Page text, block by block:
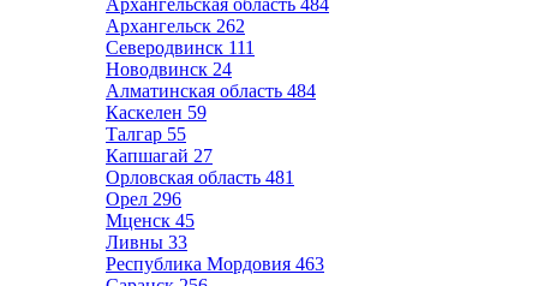
Архангельская область 484
Архангельск 262
Северодвинск 111
Новодвинск 24
Алматинская область 484
Каскелен 59
Талгар 55
Капшагай 27
Орловская область 481
Орел 296
Мценск 45
Ливны 33
Республика Мордовия 463